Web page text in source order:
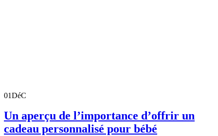
01DéC
Un aperçu de l’importance d’offrir un
cadeau personnalisé pour bébé